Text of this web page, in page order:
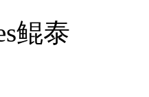
鲲泰